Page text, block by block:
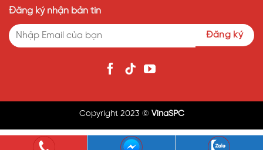
Đăng ký nhận bản tin
Copyright 2023 © VinaSPC